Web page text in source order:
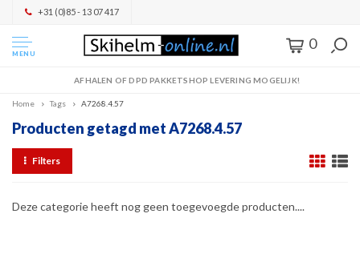
+31 (0)85 - 13 07 417
MENU
0
AFHALEN OF DPD PAKKETSHOP LEVERING MOGELIJK!
Home Tags A7268.4.57
Producten getagd met A7268.4.57
Filters
Deze categorie heeft nog geen toegevoegde producten....